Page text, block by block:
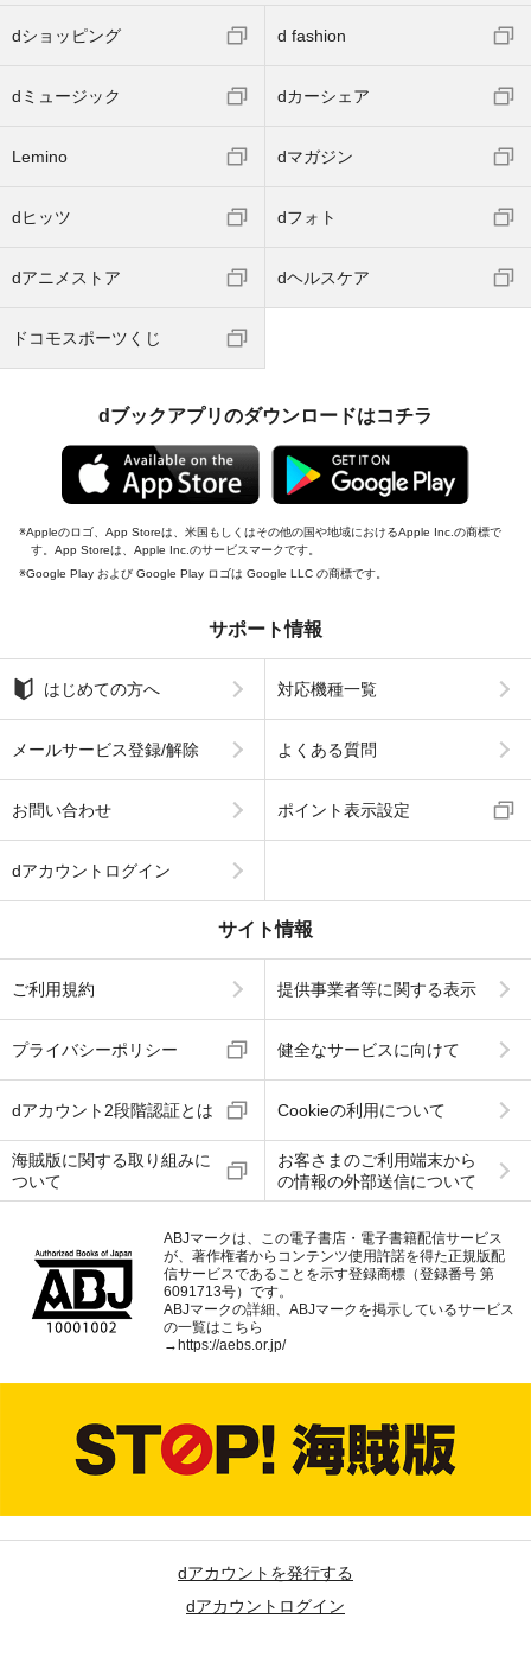
dショッピング d fashion
dミュージック dカーシェア
Lemino dマガジン
dヒッツ dフォト
dアニメストア dヘルスケア
ドコモスポーツくじ
dブックアプリのダウンロードはコチラ
Appleのロゴ、App Storeは、米国もしくはその他の国や地域におけるApple Inc.の商標で
す。App Storeは、Apple Inc.のサービスマークです。
Google Play および Google Play ロゴは Google LLC の商標です。
サポート情報
はじめての方へ 対応機種一覧
メールサービス登録/解除 よくある質問
お問い合わせ ポイント表示設定
dアカウントログイン
サイト情報
ご利用規約 提供事業者等に関する表示
プライバシーポリシー 健全なサービスに向けて
dアカウント2段階認証とは Cookieの利用について
海賊版に関する取り組みに
ついて
お客さまのご利用端末から
の情報の外部送信について
ABJマークは、この電子書店・電子書籍配信サービス
が、著作権者からコンテンツ使用許諾を得た正規版配
信サービスであることを示す登録商標（登録番号 第
6091713号）です。
ABJマークの詳細、ABJマークを掲示しているサービス
の一覧はこちら
→https://aebs.or.jp/
dアカウントを発行する
dアカウントログイン